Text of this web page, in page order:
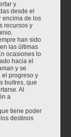
y
desde el
encima de los
recursos y
han sido
las últimas
ocasiones lo
hacia el
y se
el progreso y
buitres, que
Al
a
tiene poder
destinos